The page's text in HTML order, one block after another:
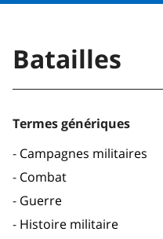
Batailles
Termes génériques
Campagnes militaires
Combat
Guerre
Histoire militaire